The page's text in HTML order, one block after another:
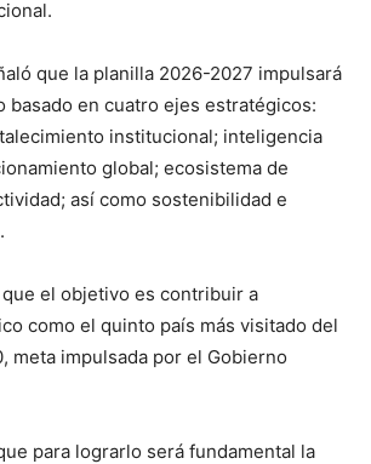
que la planilla 2026-2027 impulsará
basado en cuatro ejes estratégicos:
institucional; inteligencia
global; ecosistema de
así como sostenibilidad e
el objetivo es contribuir a
como el quinto país más visitado del
meta impulsada por el Gobierno
para lograrlo será fundamental la